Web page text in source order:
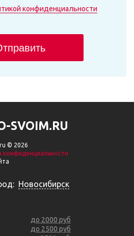
конфиденциальности
SVOIM.RU
© 2026
конфиденциальности
Новосибирск
до 2000 руб
до 2500 руб